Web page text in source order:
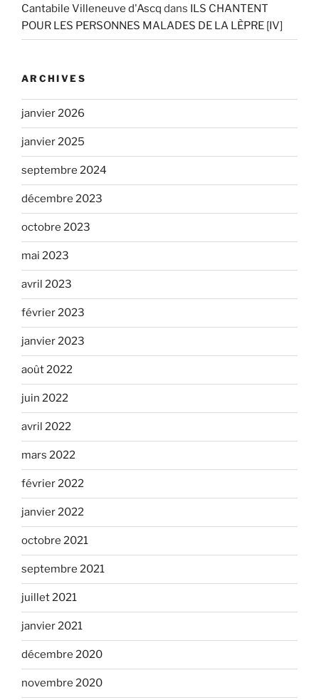
Cantabile Villeneuve d'Ascq dans ILS CHANTENT
POUR LES PERSONNES MALADES DE LA LÈPRE [IV]
ARCHIVES
janvier 2026
janvier 2025
septembre 2024
décembre 2023
octobre 2023
mai 2023
avril 2023
février 2023
janvier 2023
août 2022
juin 2022
avril 2022
mars 2022
février 2022
janvier 2022
octobre 2021
septembre 2021
juillet 2021
janvier 2021
décembre 2020
novembre 2020